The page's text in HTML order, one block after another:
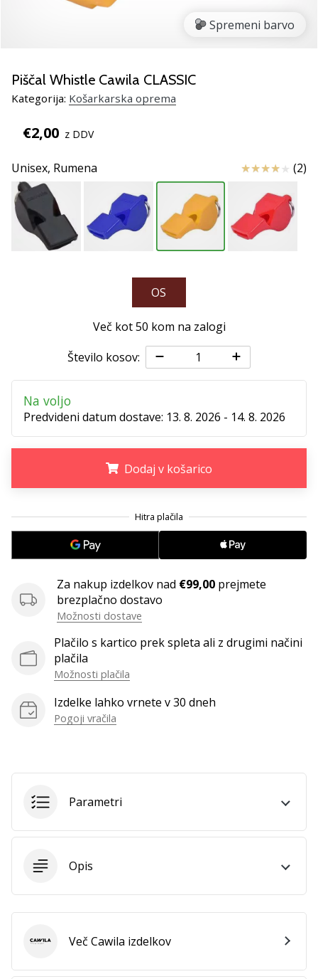
kot
brend
Prikaži
vse
članke
Spremeni barvo
Piščal Whistle Cawila CLASSIC
Kategorija: Košarkarska oprema
€2,00 z DDV
Unisex, Rumena Ocena izdelka
(2)
OS
Več kot 50 kom na zalogi
Število kosov:
Na voljo
Predvideni datum dostave: 13. 8. 2026 - 14. 8. 2026
Dodaj v košarico
Za nakup izdelkov nad €99,00 prejmete
brezplačno dostavo
Možnosti dostave
Plačilo s kartico prek spleta ali z drugimi načini
plačila
Možnosti plačila
Izdelke lahko vrnete v 30 dneh
Pogoji vračila
Parametri
Opis
CawilaVeč Cawila izdelkov